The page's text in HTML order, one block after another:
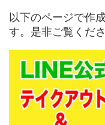
以下のページで作
す。是非ご覧くださ